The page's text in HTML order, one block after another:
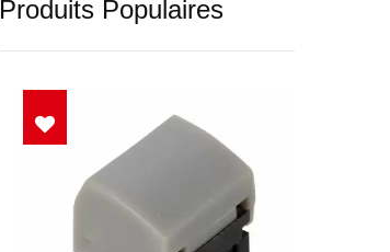
Produits Populaires